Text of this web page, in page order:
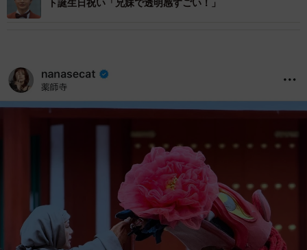
ト誕生日祝い「兄妹で透明感すごい！」